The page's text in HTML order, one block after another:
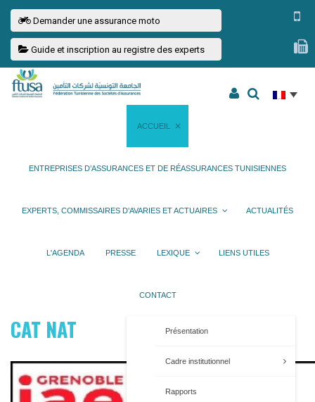
Demander une assurance moto
Guide et inscription au registre des experts
ACCUEIL
Présentation
Cadre institutionnel
Rapports
ENTREPRISES D’ASSURANCES ET DE RÉASSURANCES TUNISIENNES
EXPERTS, COMMISSAIRES D’AVARIES ET ACTUAIRES ACTUALITÉS
L'AGENDA PRESSE LEXIQUE LIENS UTILES
CONTACT
CAT NAT